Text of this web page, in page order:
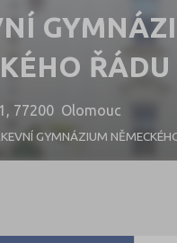
77200 Olomouc
GYMNÁZIUM